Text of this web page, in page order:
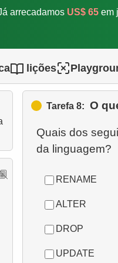
arrecadamos US$ 65 em
lições
Tarefa 8: O
Quais dos
da linguagem?
RENAME
ALTER
DROP
UPDATE